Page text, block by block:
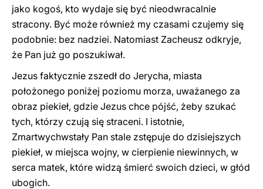
jako kogoś, kto wydaje się być nieodwracalnie
stracony. Być może również my czasami czujemy się
podobnie: bez nadziei. Natomiast Zacheusz odkryje,
że Pan już go poszukiwał.
Jezus faktycznie zszedł do Jerycha, miasta
położonego poniżej poziomu morza, uważanego za
obraz piekieł, gdzie Jezus chce pójść, żeby szukać
tych, którzy czują się straceni. I istotnie,
Zmartwychwstały Pan stale zstępuje do dzisiejszych
piekieł, w miejsca wojny, w cierpienie niewinnych, w
serca matek, które widzą śmierć swoich dzieci, w głód
ubogich.